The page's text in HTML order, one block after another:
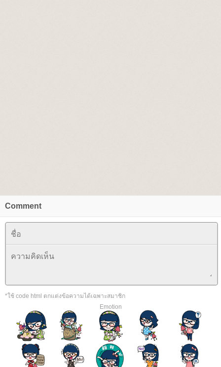
Comment
*ใช้ code html ตกแต่งข้อความได้เฉพาะสมาชิก
Emotion